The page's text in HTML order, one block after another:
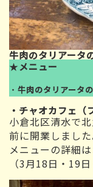
牛肉のタリアータ
★メニュー
・ 牛肉のタリアータ
・ チャオカフェ （
小倉北区清水で
前に開業しました
メニューの詳細
（3月18日・19